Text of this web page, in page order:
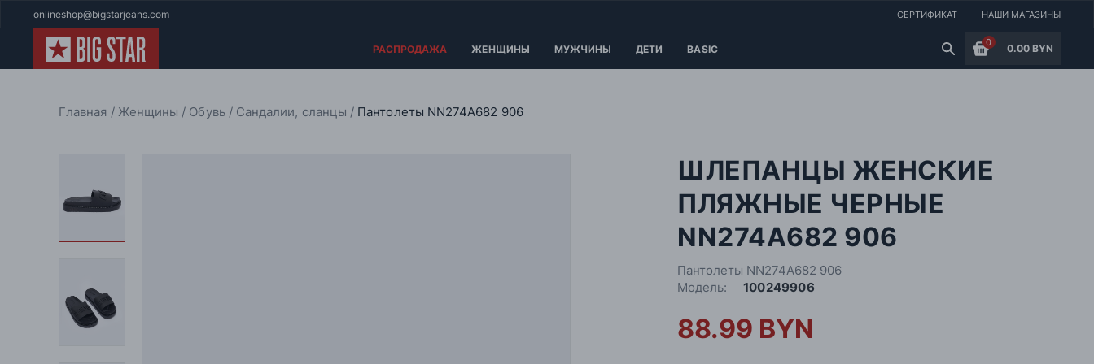
onlineshop@bigstarjeans.com СЕРТИФИКАТ НАШИ МАГАЗИНЫ
РАСПРОДАЖА ЖЕНЩИНЫ МУЖЧИНЫ ДЕТИ BASIC
0
0.00 BYN
Главная Женщины Обувь Сандалии, сланцы Пантолеты NN274A682 906
ШЛЕПАНЦЫ ЖЕНСКИЕ
ПЛЯЖНЫЕ ЧЕРНЫЕ
NN274A682 906
Пантолеты NN274A682 906
Модель:
100249906
88.99 BYN